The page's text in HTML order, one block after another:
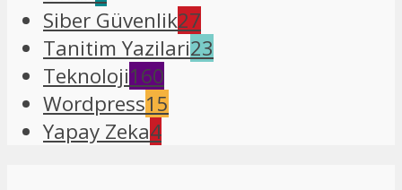
Siber Güvenlik27
Tanitim Yazilari23
Teknoloji160
Wordpress15
Yapay Zeka4